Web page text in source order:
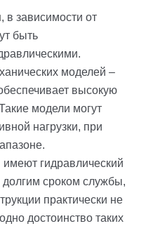
, в зависимости от
быть
моделей –
высокую
модели могут
нагрузки, при
гидравлический
сроком службы,
практически не
достоинство таких